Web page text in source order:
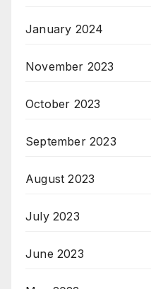
January 2024
November 2023
October 2023
September 2023
August 2023
July 2023
June 2023